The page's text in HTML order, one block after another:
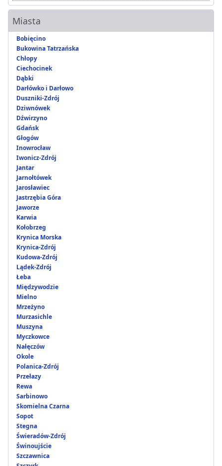
Miasta
Bobięcino
Bukowina Tatrzańska
Chłopy
Ciechocinek
Dąbki
Darłówko i Darłowo
Duszniki-Zdrój
Dziwnówek
Dźwirzyno
Gdańsk
Głogów
Inowrocław
Iwonicz-Zdrój
Jantar
Jarnołtówek
Jarosławiec
Jastrzębia Góra
Jaworze
Karwia
Kołobrzeg
Krynica Morska
Krynica-Zdrój
Kudowa-Zdrój
Lądek-Zdrój
Łeba
Międzywodzie
Mielno
Mrzeżyno
Murzasichle
Muszyna
Myczkowce
Nałęczów
Okole
Polanica-Zdrój
Przełazy
Rewa
Sarbinowo
Skomielna Czarna
Sopot
Stegna
Świeradów-Zdrój
Świnoujście
Szczawnica